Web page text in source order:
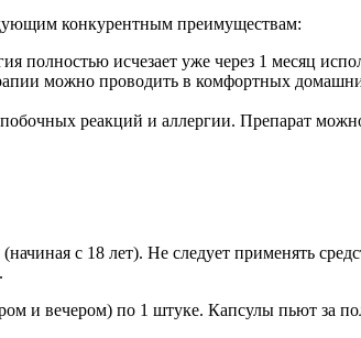
конкурентным преимуществам:
полностью исчезает уже через 1 месяц
можно проводить в комфортных
реакций и аллергии. Препарат
с 18 лет). Не следует применять
и вечером) по 1 штуке. Капсулы пьют за